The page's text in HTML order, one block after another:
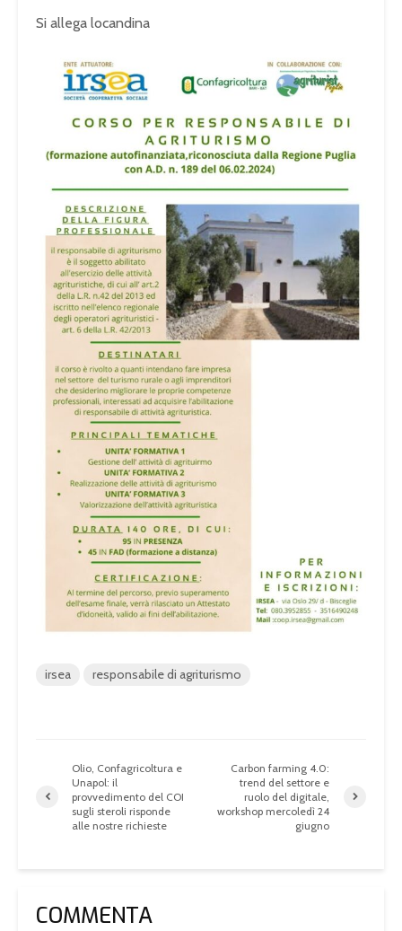
Si allega locandina
irsea responsabile di agriturismo
Olio, Confagricoltura e
Unapol: il
provvedimento del COI
sugli steroli risponde
alle nostre richieste
Carbon farming 4.0:
trend del settore e
ruolo del digitale,
workshop mercoledì 24
giugno
COMMENTA